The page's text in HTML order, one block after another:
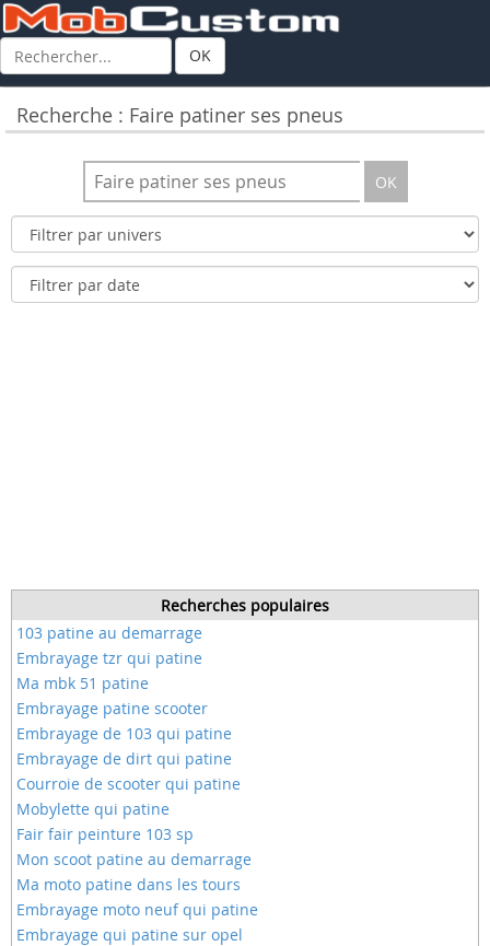
OK
Recherche : Faire patiner ses pneus
OK
Recherches populaires
103 patine au demarrage
Embrayage tzr qui patine
Ma mbk 51 patine
Embrayage patine scooter
Embrayage de 103 qui patine
Embrayage de dirt qui patine
Courroie de scooter qui patine
Mobylette qui patine
Fair fair peinture 103 sp
Mon scoot patine au demarrage
Ma moto patine dans les tours
Embrayage moto neuf qui patine
Embrayage qui patine sur opel